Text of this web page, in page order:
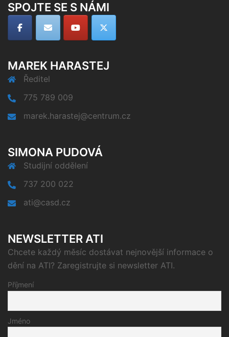
SPOJTE SE S NÁMI
MAREK HARASTEJ
Ředitel
775 789 009
marek.harastej@centrum.cz
SIMONA PUDOVÁ
Studijní oddělení
737 200 022
ati@casd.cz
NEWSLETTER ATI
Chcete každý měsíc dostávat nejnovější informace o
dění na ATI? Zaregistrujte si newsletter ATI.
Příjmení
Jméno